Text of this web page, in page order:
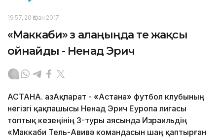
19:57, 20 Қазан 2017
«Маккаби» өз алаңыңда өте жақсы
ойнайды - Ненад Эрич
АСТАНА. ҚазАқпарат - «Астана» футбол клубының
негізгі қақпашысы Ненад Эрич Еуропа лигасы
топтық кезеңінің 3-туры аясында Израильдің
«Маккаби Тель-Авивә командасын шаң қаптырған